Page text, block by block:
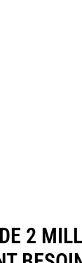
2